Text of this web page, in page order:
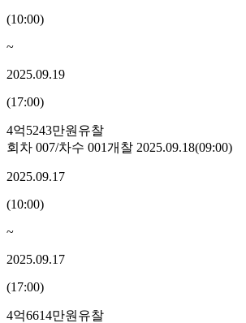
(10:00)
~
2025.09.19
(17:00)
4억5243만원 유찰
회차 007/차수 001개찰 2025.09.18(09:00)
2025.09.17
(10:00)
~
2025.09.17
(17:00)
4억6614만원 유찰